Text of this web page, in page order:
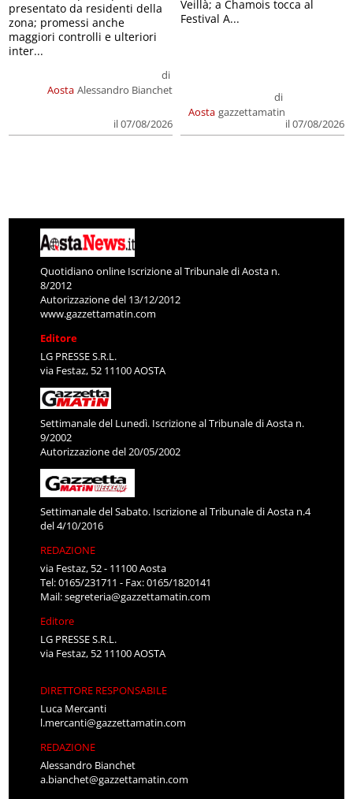
Aosta
di
Alessandro Bianchet
il 07/08/2026
presentato da residenti della
zona; promessi anche
maggiori controlli e ulteriori
inter...
Aosta
di
gazzettamatin
il 07/08/2026
Veillà; a Chamois tocca al
Festival A...
Quotidiano online Iscrizione al Tribunale di Aosta n.
8/2012
Autorizzazione del 13/12/2012
www.gazzettamatin.com
Editore
LG PRESSE S.R.L.
via Festaz, 52 11100 AOSTA
Settimanale del Lunedì. Iscrizione al Tribunale di Aosta n.
9/2002
Autorizzazione del 20/05/2002
Settimanale del Sabato. Iscrizione al Tribunale di Aosta n.4
del 4/10/2016
REDAZIONE
via Festaz, 52 - 11100 Aosta
Tel: 0165/231711 - Fax: 0165/1820141
Mail:segreteria@gazzettamatin.com
Editore
LG PRESSE S.R.L.
via Festaz, 52 11100 AOSTA
DIRETTORE RESPONSABILE
Luca Mercanti
l.mercanti@gazzettamatin.com
REDAZIONE
Alessandro Bianchet
a.bianchet@gazzettamatin.com